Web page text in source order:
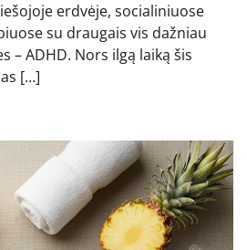
erdvėje, socialiniuose
su draugais vis dažniau
– ADHD. Nors ilgą laiką šis
[…]